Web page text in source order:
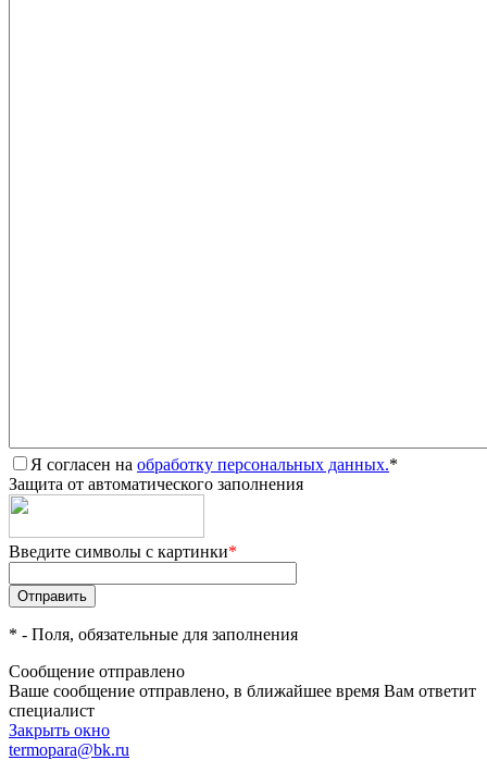
Я согласен на обработку персональных данных.*
Защита от автоматического заполнения
Введите символы с картинки*
* - Поля, обязательные для заполнения
Сообщение отправлено
Ваше сообщение отправлено, в ближайшее время Вам ответит
специалист
Закрыть окно
termopara@bk.ru